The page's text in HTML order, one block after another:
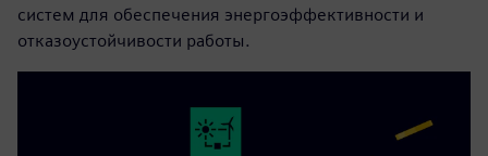
систем для обеспечения энергоэффективности и
отказоустойчивости работы.